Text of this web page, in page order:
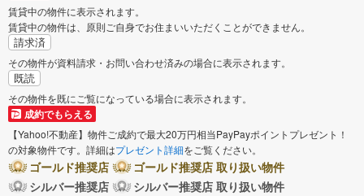
賃貸中の物件に表示されます。
賃貸中の物件は、原則ご自身でお住まいいただくことができません。
請求済
その物件が資料請求・お問い合わせ済みの場合に表示されます。
既読
その物件を既にご覧になっている場合に表示されます。
成約でもらえる
【Yahoo!不動産】物件ご成約で最大20万円相当PayPayポイントプレゼント！
の対象物件です。詳細はプレゼント詳細をご覧ください。
ゴールド推奨店
ゴールド推奨店 取り扱い物件
シルバー推奨店
シルバー推奨店 取り扱い物件